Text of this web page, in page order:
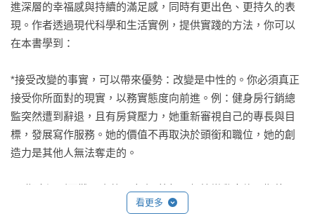
進深層的幸福感與持續的滿足感，同時有更出色、更持久的表
現。作者透過現代科學和生活實例，提供實踐的方法，你可以
在本書學到：
*接受改變的事實，可以帶來優勢：改變是中性的。你必須真正
接受你所面對的現實，以務實態度向前進。例：健身房行銷總
監突然遭到辭退，且有房貸壓力，她重新審視自己的專長與目
標，發展寫作服務。她的價值不再取決於頭銜和職位，她的創
造力是其他人無法奪走的。
*預期會遇到困難，痛苦＝疼痛×抗拒：根據變動來修正期待，
愈能適應，消耗的能量也愈少。例：梅約醫學中心發現患者會
看更多